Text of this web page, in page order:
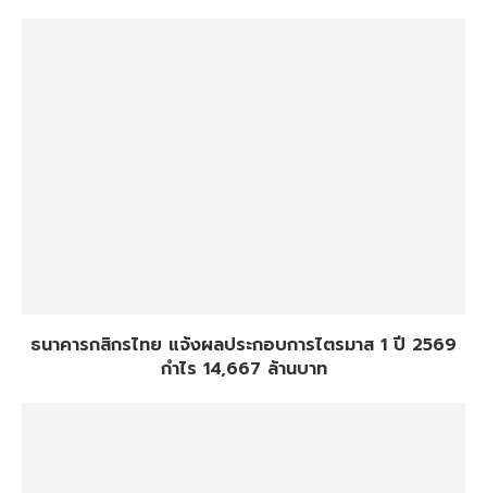
ธนาคารกสิกรไทย แจ้งผลประกอบการไตรมาส 1 ปี 2569
กำไร 14,667 ล้านบาท